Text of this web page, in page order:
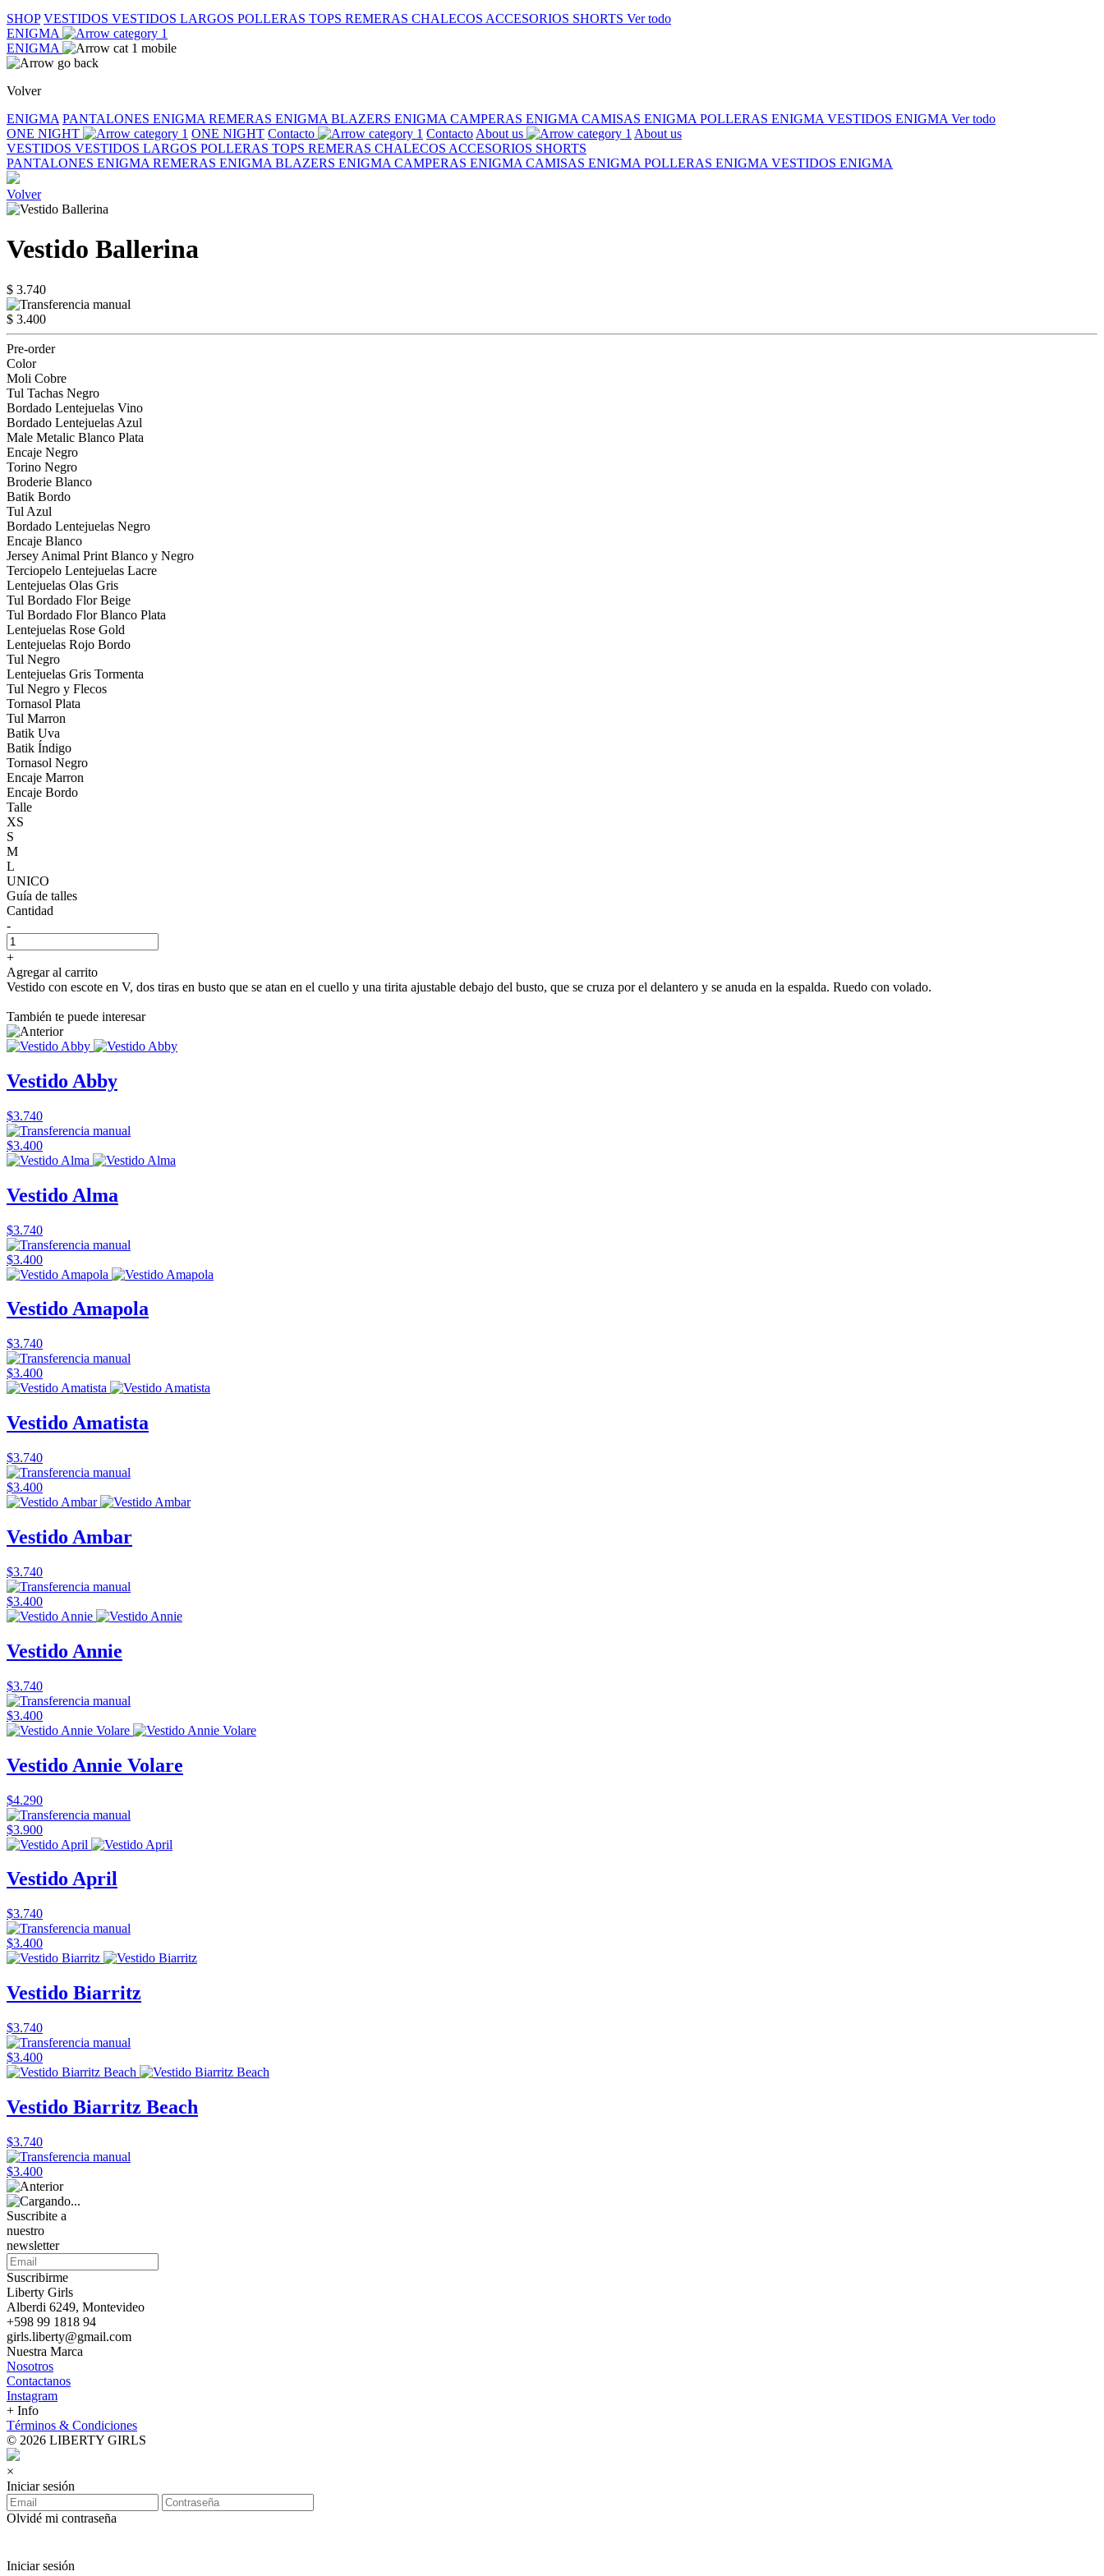
SHOP VESTIDOS VESTIDOS LARGOS POLLERAS TOPS REMERAS CHALECOS ACCESORIOS SHORTS Ver todo
ENIGMA
ENIGMA
Volver
ENIGMA PANTALONES ENIGMA REMERAS ENIGMA BLAZERS ENIGMA CAMPERAS ENIGMA CAMISAS ENIGMA POLLERAS ENIGMA VESTIDOS ENIGMA Ver todo
ONE NIGHT
ONE NIGHT Contacto Contacto About us
About us
VESTIDOS VESTIDOS LARGOS POLLERAS TOPS REMERAS CHALECOS ACCESORIOS SHORTS
PANTALONES ENIGMA REMERAS ENIGMA BLAZERS ENIGMA CAMPERAS ENIGMA CAMISAS ENIGMA POLLERAS ENIGMA VESTIDOS ENIGMA
Volver
Vestido Ballerina
$ 3.740
$ 3.400
Pre-order
Color
Moli Cobre
Tul Tachas Negro
Bordado Lentejuelas Vino
Bordado Lentejuelas Azul
Male Metalic Blanco Plata
Encaje Negro
Torino Negro
Broderie Blanco
Batik Bordo
Tul Azul
Bordado Lentejuelas Negro
Encaje Blanco
Jersey Animal Print Blanco y Negro
Terciopelo Lentejuelas Lacre
Lentejuelas Olas Gris
Tul Bordado Flor Beige
Tul Bordado Flor Blanco Plata
Lentejuelas Rose Gold
Lentejuelas Rojo Bordo
Tul Negro
Lentejuelas Gris Tormenta
Tul Negro y Flecos
Tornasol Plata
Tul Marron
Batik Uva
Batik Índigo
Tornasol Negro
Encaje Marron
Encaje Bordo
Talle
XS
S
M
L
UNICO
Guía de talles
Cantidad
-
+
Agregar al carrito
Vestido con escote en V, dos tiras en busto que se atan en el cuello y una tirita ajustable debajo del busto, que se cruza por el delantero y se anuda en la espalda. Ruedo con volado.
También te puede interesar
Vestido Abby
$3.740
$3.400
Vestido Alma
$3.740
$3.400
Vestido Amapola
$3.740
$3.400
Vestido Amatista
$3.740
$3.400
Vestido Ambar
$3.740
$3.400
Vestido Annie
$3.740
$3.400
Vestido Annie Volare
$4.290
$3.900
Vestido April
$3.740
$3.400
Vestido Biarritz
$3.740
$3.400
Vestido Biarritz Beach
$3.740
$3.400
Suscribite a
nuestro
newsletter
Suscribirme
Liberty Girls
Alberdi 6249, Montevideo
+598 99 1818 94
girls.liberty@gmail.com
Nuestra Marca
Nosotros
Contactanos
Instagram
+ Info
Términos & Condiciones
© 2026 LIBERTY GIRLS
×
Iniciar sesión
Olvidé mi contraseña
Iniciar sesión